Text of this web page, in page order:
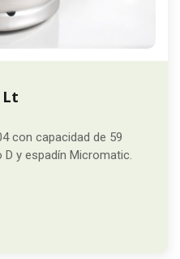
Lt
con capacidad de 59
y espadín Micromatic.